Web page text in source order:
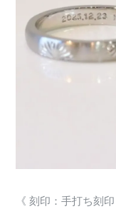
《 刻印：手打ち刻